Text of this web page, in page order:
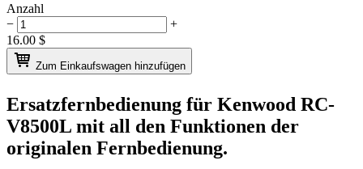
Anzahl
−
+
16.00 $
Zum Einkaufswagen hinzufügen
Ersatzfernbedienung für Kenwood RC-
V8500L mit all den Funktionen der
originalen Fernbedienung.